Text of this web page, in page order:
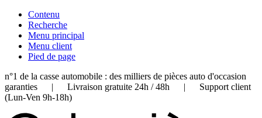
Contenu
Recherche
Menu principal
Menu client
Pied de page
n°1 de la casse automobile : des milliers de pièces auto d'occasion
garanties | Livraison gratuite 24h / 48h | Support client
(Lun-Ven 9h-18h)